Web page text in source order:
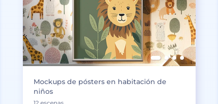
Mockups de pósters en habitación de
niños